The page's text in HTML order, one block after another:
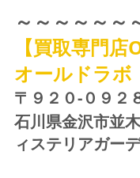
～～～～～～
【買取専門店
オールドラボ
〒９２０-０９２
石川県金沢市並
ィステリアガー